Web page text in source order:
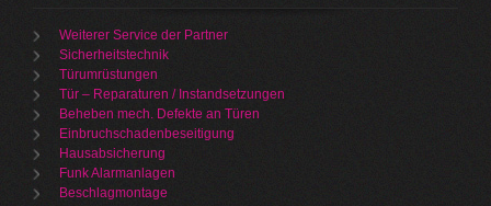
Weiterer Service der Partner
Sicherheitstechnik
Türumrüstungen
Tür – Reparaturen / Instandsetzungen
Beheben mech. Defekte an Türen
Einbruchschadenbeseitigung
Hausabsicherung
Funk Alarmanlagen
Beschlagmontage